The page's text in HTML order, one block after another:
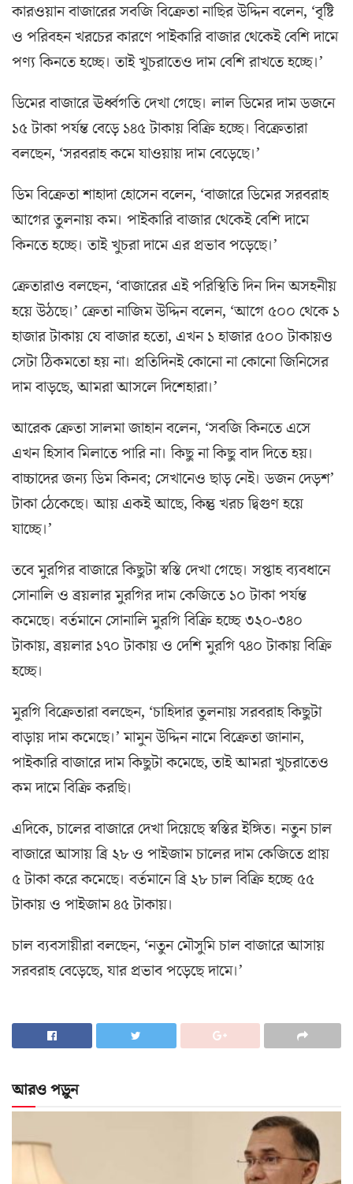
কারওয়ান বাজারের সবজি বিক্রেতা নাছির উদ্দিন বলেন, ‘বৃষ্টি
ও পরিবহন খরচের কারণে পাইকারি বাজার থেকেই বেশি দামে
পণ্য কিনতে হচ্ছে। তাই খুচরাতেও দাম বেশি রাখতে হচ্ছে।’
ডিমের বাজারে ঊর্ধ্বগতি দেখা গেছে। লাল ডিমের দাম ডজনে
১৫ টাকা পর্যন্ত বেড়ে ১৪৫ টাকায় বিক্রি হচ্ছে। বিক্রেতারা
বলছেন, ‘সরবরাহ কমে যাওয়ায় দাম বেড়েছে।’
ডিম বিক্রেতা শাহাদা হোসেন বলেন, ‘বাজারে ডিমের সরবরাহ
আগের তুলনায় কম। পাইকারি বাজার থেকেই বেশি দামে
কিনতে হচ্ছে। তাই খুচরা দামে এর প্রভাব পড়েছে।’
ক্রেতারাও বলছেন, ‘বাজারের এই পরিস্থিতি দিন দিন অসহনীয়
হয়ে উঠছে।’ ক্রেতা নাজিম উদ্দিন বলেন, ‘আগে ৫০০ থেকে ১
হাজার টাকায় যে বাজার হতো, এখন ১ হাজার ৫০০ টাকায়ও
সেটা ঠিকমতো হয় না। প্রতিদিনই কোনো না কোনো জিনিসের
দাম বাড়ছে, আমরা আসলে দিশেহারা।’
আরেক ক্রেতা সালমা জাহান বলেন, ‘সবজি কিনতে এসে
এখন হিসাব মিলাতে পারি না। কিছু না কিছু বাদ দিতে হয়।
বাচ্চাদের জন্য ডিম কিনব; সেখানেও ছাড় নেই। ডজন দেড়শ’
টাকা ঠেকেছে। আয় একই আছে, কিন্তু খরচ দ্বিগুণ হয়ে
যাচ্ছে।’
তবে মুরগির বাজারে কিছুটা স্বস্তি দেখা গেছে। সপ্তাহ ব্যবধানে
সোনালি ও ব্রয়লার মুরগির দাম কেজিতে ১০ টাকা পর্যন্ত
কমেছে। বর্তমানে সোনালি মুরগি বিক্রি হচ্ছে ৩২০-৩৪০
টাকায়, ব্রয়লার ১৭০ টাকায় ও দেশি মুরগি ৭৪০ টাকায় বিক্রি
হচ্ছে।
মুরগি বিক্রেতারা বলছেন, ‘চাহিদার তুলনায় সরবরাহ কিছুটা
বাড়ায় দাম কমেছে।’ মামুন উদ্দিন নামে বিক্রেতা জানান,
পাইকারি বাজারে দাম কিছুটা কমেছে, তাই আমরা খুচরাতেও
কম দামে বিক্রি করছি।
এদিকে, চালের বাজারে দেখা দিয়েছে স্বস্তির ইঙ্গিত। নতুন চাল
বাজারে আসায় ব্রি ২৮ ও পাইজাম চালের দাম কেজিতে প্রায়
৫ টাকা করে কমেছে। বর্তমানে ব্রি ২৮ চাল বিক্রি হচ্ছে ৫৫
টাকায় ও পাইজাম ৪৫ টাকায়।
চাল ব্যবসায়ীরা বলছেন, ‘নতুন মৌসুমি চাল বাজারে আসায়
সরবরাহ বেড়েছে, যার প্রভাব পড়েছে দামে।’
আরও পড়ুন